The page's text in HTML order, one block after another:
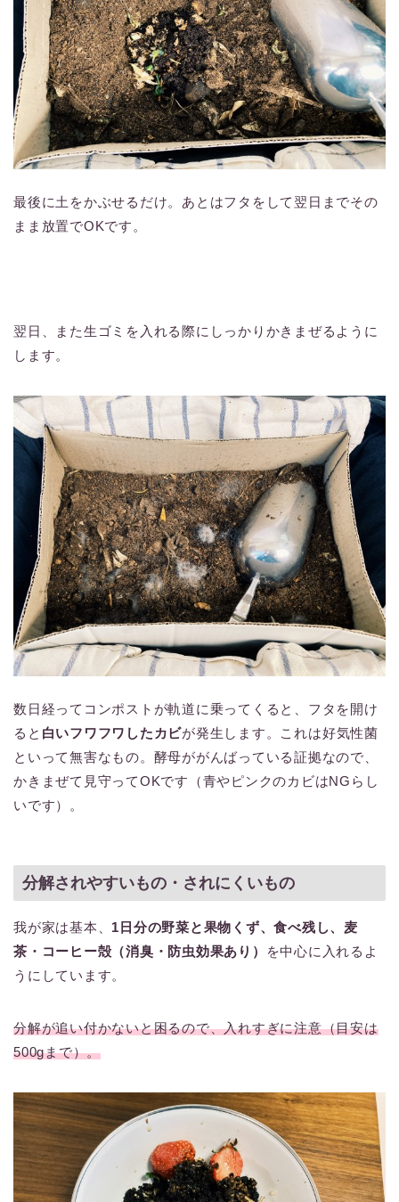
最後に土をかぶせるだけ。あとはフタをして翌日までその
まま放置でOKです。
翌日、また生ゴミを入れる際にしっかりかきまぜるように
します。
数日経ってコンポストが軌道に乗ってくると、フタを開け
ると 白いフワフワしたカビが発生します。これは好気性菌
といって無害なもの。酵母ががんばっている証拠なので、
かきまぜて見守ってOKです（青やピンクのカビはNGらし
いです）。
分解されやすいもの・されにくいもの
我が家は基本、 1日分の野菜と果物くず、食べ残し、麦
茶・コーヒー殻（消臭・防虫効果あり）
を中心に入れるよ
うにしています。
分解が追い付かないと困るので、入れすぎに注意（目安は
500gまで）。